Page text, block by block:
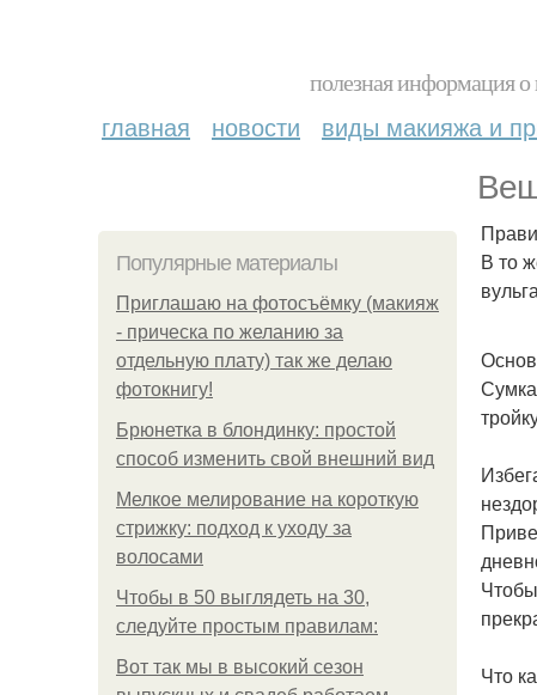
полезная информация о
главная новости виды макияжа и
Популярные материалы
Приглашаю на фотосъёмку (макияж
- прическа по желанию за
отдельную плату) так же делаю
фотокнигу!
Брюнетка в блондинку: простой
способ изменить свой внешний вид
Мелкое мелирование на короткую
стрижку: подход к уходу за
волосами
Чтобы в 50 выглядеть на 30,
следуйте простым правилам:
Вот так мы в высокий сезон
В то
Что